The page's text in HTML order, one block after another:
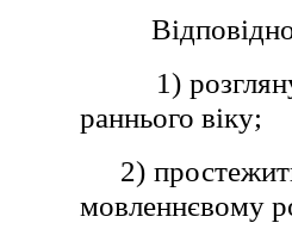
1)
раннього віку;
2)
мовленнєвому